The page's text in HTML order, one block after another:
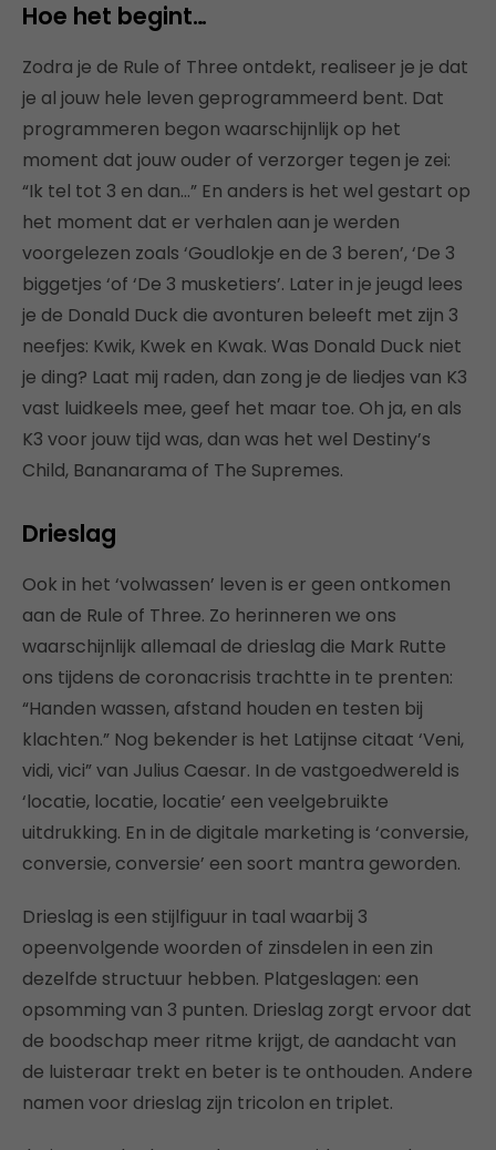
Hoe het begint…
Zodra je de Rule of Three ontdekt, realiseer je je dat
je al jouw hele leven geprogrammeerd bent. Dat
programmeren begon waarschijnlijk op het
moment dat jouw ouder of verzorger tegen je zei:
“Ik tel tot 3 en dan…” En anders is het wel gestart op
het moment dat er verhalen aan je werden
voorgelezen zoals ‘Goudlokje en de 3 beren’, ‘De 3
biggetjes ‘of ‘De 3 musketiers’. Later in je jeugd lees
je de Donald Duck die avonturen beleeft met zijn 3
neefjes: Kwik, Kwek en Kwak. Was Donald Duck niet
je ding? Laat mij raden, dan zong je de liedjes van K3
vast luidkeels mee, geef het maar toe. Oh ja, en als
K3 voor jouw tijd was, dan was het wel Destiny’s
Child, Bananarama of The Supremes.
Drieslag
Ook in het ‘volwassen’ leven is er geen ontkomen
aan de Rule of Three. Zo herinneren we ons
waarschijnlijk allemaal de drieslag die Mark Rutte
ons tijdens de coronacrisis trachtte in te prenten:
“Handen wassen, afstand houden en testen bij
klachten.” Nog bekender is het Latijnse citaat ‘Veni,
vidi, vici” van Julius Caesar. In de vastgoedwereld is
‘locatie, locatie, locatie’ een veelgebruikte
uitdrukking. En in de digitale marketing is ‘conversie,
conversie, conversie’ een soort mantra geworden.
Drieslag is een stijlfiguur in taal waarbij 3
opeenvolgende woorden of zinsdelen in een zin
dezelfde structuur hebben. Platgeslagen: een
opsomming van 3 punten. Drieslag zorgt ervoor dat
de boodschap meer ritme krijgt, de aandacht van
de luisteraar trekt en beter is te onthouden. Andere
namen voor drieslag zijn tricolon en triplet.